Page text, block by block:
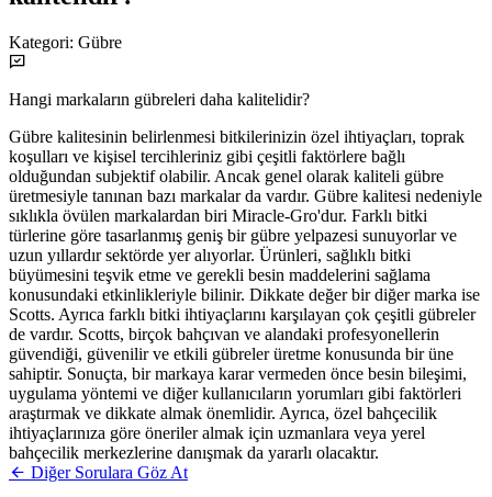
Kategori: Gübre
Hangi markaların gübreleri daha kalitelidir?
Gübre kalitesinin belirlenmesi bitkilerinizin özel ihtiyaçları, toprak
koşulları ve kişisel tercihleriniz gibi çeşitli faktörlere bağlı
olduğundan subjektif olabilir. Ancak genel olarak kaliteli gübre
üretmesiyle tanınan bazı markalar da vardır. Gübre kalitesi nedeniyle
sıklıkla övülen markalardan biri Miracle-Gro'dur. Farklı bitki
türlerine göre tasarlanmış geniş bir gübre yelpazesi sunuyorlar ve
uzun yıllardır sektörde yer alıyorlar. Ürünleri, sağlıklı bitki
büyümesini teşvik etme ve gerekli besin maddelerini sağlama
konusundaki etkinlikleriyle bilinir. Dikkate değer bir diğer marka ise
Scotts. Ayrıca farklı bitki ihtiyaçlarını karşılayan çok çeşitli gübreler
de vardır. Scotts, birçok bahçıvan ve alandaki profesyonellerin
güvendiği, güvenilir ve etkili gübreler üretme konusunda bir üne
sahiptir. Sonuçta, bir markaya karar vermeden önce besin bileşimi,
uygulama yöntemi ve diğer kullanıcıların yorumları gibi faktörleri
araştırmak ve dikkate almak önemlidir. Ayrıca, özel bahçecilik
ihtiyaçlarınıza göre öneriler almak için uzmanlara veya yerel
bahçecilik merkezlerine danışmak da yararlı olacaktır.
Diğer Sorulara Göz At